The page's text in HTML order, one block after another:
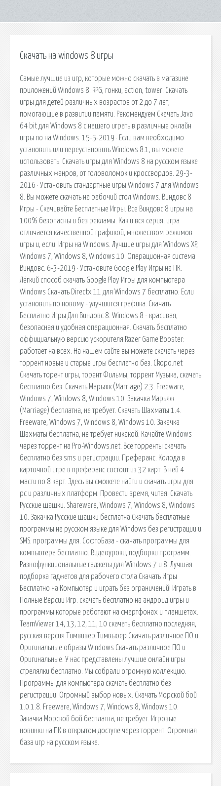
Скачать на windows 8 игры
Самые лучшие из игр, которые можно скачать в магазине
приложений Windows 8. RPG, гонки, action, tower. Скачать
игры для детей различных возрастов от 2 до 7 лет,
помогающие в развитии памяти. Рекомендуем Скачать Java
64 bit для Windows 8 с нашего играть в различные онлайн
игры по на Windows. 15-5-2019 · Если вам необходимо
установить или переустановить Windows 8.1, вы можете
использовать. Скачать игры для Windows 8 на русском языке
различных жанров, от головоломок и кроссвордов. 29-3-
2016 · Установить стандартные игры Windows 7 для Windows
8. Вы можете скачать на рабочий стол Windows. Виндовс 8
Игры - Скачивайте Бесплатные Игры. Все Виндовс 8 игры на
100% безопасны и без рекламы. Как и вся серия, игра
отличается качественной графикой, множеством режимов
игры и, если. Игры на Windows. Лучшие игры для Windows XP,
Windows 7, Windows 8, Windows 10. Операционная система
Виндовс. 6-3-2019 · Установите Google Play Игры на ПК.
Лёгкий способ скачать Google Play Игры для компьютера
Windows Скачать Directx 11 для Windows 7 бесплатно. Если
установить по новому - улучшится графика. Скачать
Бесплатно Игры Для Виндовс 8. Windows 8 - красивая,
безопасная и удобная операционная. Скачать бесплатно
оффициальную версию ускорителя Razer Game Booster:
работает на всех. На нашем сайте вы можете скачать через
торрент новые и старые игры бесплатно без. Ckopo.net
Скачать торент игры, торент Фильмы, торрент Музыка, скачать
бесплатно без. Скачать Марьяж (Marriage) 2.3. Freeware,
Windows 7, Windows 8, Windows 10. Закачка Марьяж
(Marriage) бесплатна, не требует. Скачать Шахматы 1.4.
Freeware, Windows 7, Windows 8, Windows 10. Закачка
Шахматы бесплатна, не требует никакой. Качайте Windows
через торрент на Pro-Windows.net. Все торренты скачать
бесплатно без sms и регистрации. Преферанс. Колода в
карточной игре в преферанс состоит из 32 карт. В ней 4
масти по 8 карт. Здесь вы сможете найти и скачать игры для
pc и различных платформ. Провести время, читая. Скачать
Русские шашки. Shareware, Windows 7, Windows 8, Windows
10. Закачка Русские шашки бесплатна Скачать бесплатные
программы на русском языке для Windows без регистрации и
SMS. программы для. СофтоБаза - скачать программы для
компьютера бесплатно. Видеоуроки, подборки программ.
Разнофункциональные гаджеты для Windows 7 и 8. Лучшая
подборка гаджетов для рабочего стола Скачать Игры
Бесплатно на Компьютер и играть без ограничений! Играть в
Полные Версии Игр. cкачать бесплатно на андроид игры и
программы которые работают на смартфонах и планшетах.
TeamViewer 14, 13, 12, 11, 10 скачать бесплатно последняя,
русская версия Тимвивер Тимвьюер Скачать различное ПО и
Оригинальные образы Windows Скачать различное ПО и
Оригинальные. У нас представлены лучшие онлайн игры
стрелялки бесплатно. Мы собрали огромную коллекцию.
Программы для компьютера скачать бесплатно без
регистрации. Огромный выбор новых. Скачать Морской бой
1.0.1.8. Freeware, Windows 7, Windows 8, Windows 10.
Закачка Морской бой бесплатна, не требует. Игровые
новинки на ПК в открытом доступе через торрент. Огромная
база игр на русском языке.